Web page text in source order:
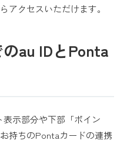
アクセスいただけます。
au IDとPonta
表示部分や下部「ポイン
持ちのPontaカードの連携